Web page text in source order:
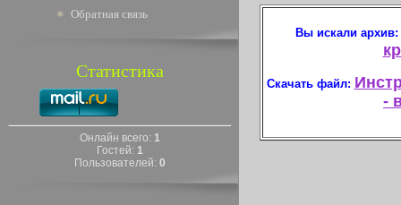
Обратная связь
Статистика
Онлайн всего: 1
Гостей: 1
Пользователей: 0
Вы искали архив:
Скачать файл:
-